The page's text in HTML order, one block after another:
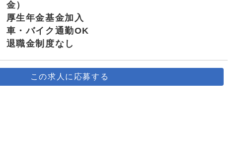
金）
厚生年金基金加入
車・バイク通勤OK
退職金制度なし
この求人に応募する